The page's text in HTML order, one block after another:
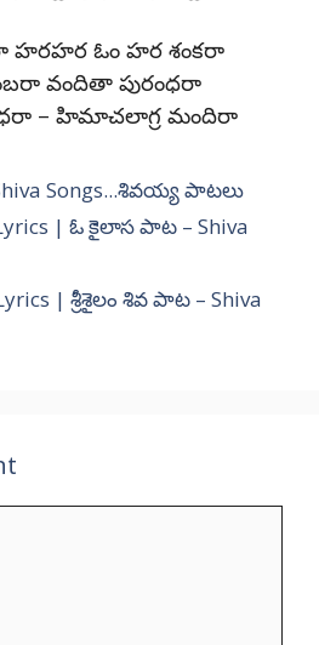
హరహర ఓం హర శంకరా
వందితా పురంధరా
– హిమాచలాగ్ర మందిరా
Songs...శివయ్య పాటలు
| ఓ కైలాస పాట – Shiva
| శ్రీశైలం శివ పాట – Shiva